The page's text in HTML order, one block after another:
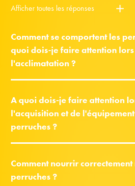
Afficher toutes les réponses
Comment se comportent les
quoi dois-je faire attention
l'acclimatation ?
A quoi dois-je faire attention
l'acquisition et de
perruches ?
Comment nourrir correctement
perruches ?